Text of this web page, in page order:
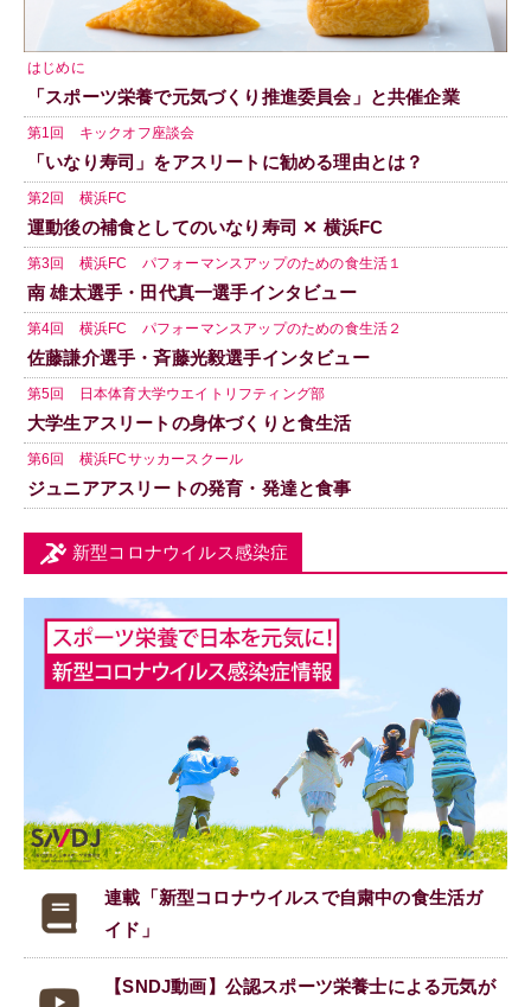
はじめに
「スポーツ栄養で元気づくり推進委員会」と共催企業
第1回 キックオフ座談会
「いなり寿司」をアスリートに勧める理由とは？
第2回 横浜FC
運動後の補食としてのいなり寿司 ✕ 横浜FC
第3回 横浜FC パフォーマンスアップのための食生活１
南 雄太選手・田代真一選手インタビュー
第4回 横浜FC パフォーマンスアップのための食生活２
佐藤謙介選手・斉藤光毅選手インタビュー
第5回 日本体育大学ウエイトリフティング部
大学生アスリートの身体づくりと食生活
第6回 横浜FCサッカースクール
ジュニアアスリートの発育・発達と食事
新型コロナウイルス感染症
連載「新型コロナウイルスで自粛中の食生活ガ
イド」
【SNDJ動画】公認スポーツ栄養士による元気が